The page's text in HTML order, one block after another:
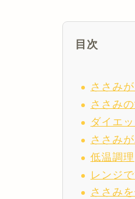
目次
ささみ
ささみ
ダイエ
ささみ
低温調理
レンジ
ささみ